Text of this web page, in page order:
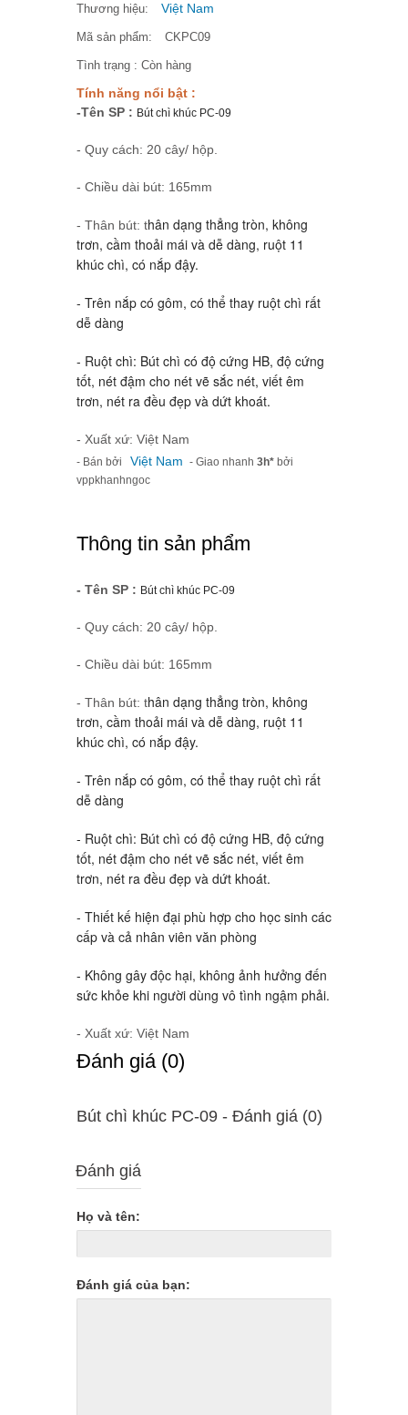
Thương hiệu: Việt Nam
Mã sản phẩm: CKPC09
Tình trạng : Còn hàng
Tính năng nổi bật :
-Tên SP : Bút chì khúc PC-09
- Quy cách: 20 cây/ hộp.
- Chiều dài bút: 165mm
- Thân bút: thân dạng thẳng tròn, không
trơn, cầm thoải mái và dễ dàng, ruột 11
khúc chì, có nắp đậy.
- Trên nắp có gôm, có thể thay ruột chì rất
dễ dàng
- Ruột chì: Bút chì có độ cứng HB, độ cứng
tốt, nét đậm cho nét vẽ sắc nét, viết êm
trơn, nét ra đều đẹp và dứt khoát.
- Xuất xứ: Việt Nam
- Bán bởi Việt Nam - Giao nhanh 3h* bởi
vppkhanhngoc
Thông tin sản phẩm
- Tên SP : Bút chì khúc PC-09
- Quy cách: 20 cây/ hộp.
- Chiều dài bút: 165mm
- Thân bút: thân dạng thẳng tròn, không
trơn, cầm thoải mái và dễ dàng, ruột 11
khúc chì, có nắp đậy.
- Trên nắp có gôm, có thể thay ruột chì rất
dễ dàng
- Ruột chì: Bút chì có độ cứng HB, độ cứng
tốt, nét đậm cho nét vẽ sắc nét, viết êm
trơn, nét ra đều đẹp và dứt khoát.
- Thiết kế hiện đại phù hợp cho học sinh các
cấp và cả nhân viên văn phòng
- Không gây độc hại, không ảnh hưởng đến
sức khỏe khi người dùng vô tình ngậm phải.
- Xuất xứ: Việt Nam
Ðánh giá (0)
Bút chì khúc PC-09 - Ðánh giá (0)
Đánh giá
Họ và tên:
Đánh giá của bạn: